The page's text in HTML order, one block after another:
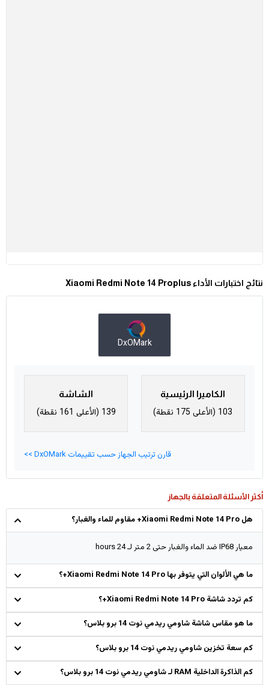
نتائج اختبارات الأداء Xiaomi Redmi Note 14 Proplus
DxOMark
الكاميرا الرئيسية
103 (الأعلى 175 نقطة)
الشاشة
139 (الأعلى 161 نقطة)
قارن ترتيب الجهاز حسب تقييمات DxOMark >>
أكثر الأسئلة المتعلقة بالجهاز
هل Xiaomi Redmi Note 14 Pro+ مقاوم للماء والغبار؟
معيار IP68 ضد الماء والغبار حتى 2 متر لـ 24 hours
ما هي الألوان التي يتوفر بها Xiaomi Redmi Note 14 Pro+؟
كم تردد شاشة Xiaomi Redmi Note 14 Pro+؟
ما هو مقاس شاشة شاومي ريدمي نوت 14 برو بلاس؟
كم سعة تخزين شاومي ريدمي نوت 14 برو بلاس؟
كم الذاكرة الداخلية RAM لـ شاومي ريدمي نوت 14 برو بلاس؟